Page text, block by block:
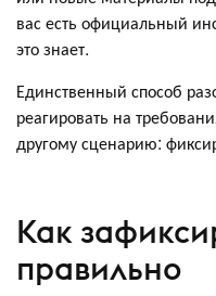
вас есть официальный
это знает.
Единственный способ
реагировать на
другому сценарию:
Как
правильно